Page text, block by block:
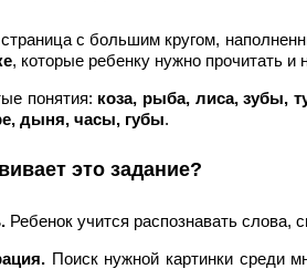
с большим кругом,
, которые ребенку нужно прочитать и
понятия: коза, рыба, лиса, зубы,
дыня, часы, губы.
это задание?
Ребенок учится распознавать слова,
Поиск нужной картинки среди